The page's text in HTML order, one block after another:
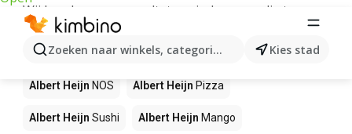
Zoeken naar winkels, categorieën, producten...
Kies stad
Wij konden geen resultaten vinden voor die term.
Andere producten in winkels Albert
Heijn
Albert Heijn NOS Albert Heijn Pizza
Albert Heijn Sushi Albert Heijn Mango